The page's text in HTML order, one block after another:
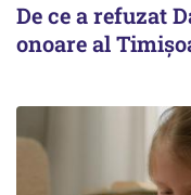
De ce a refuzat
onoare al